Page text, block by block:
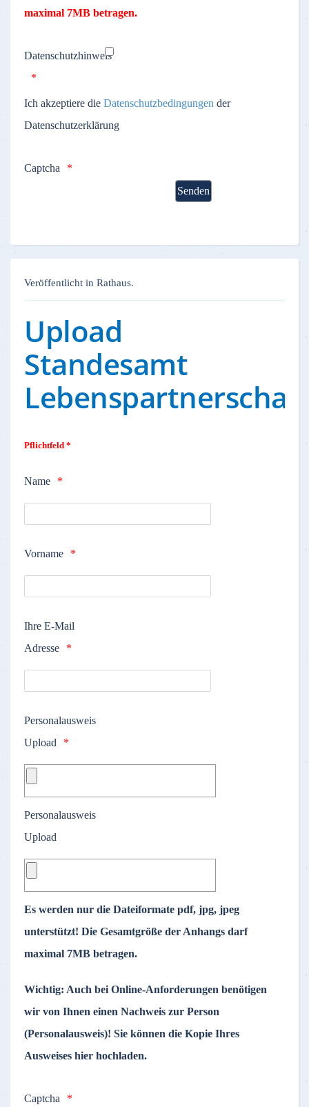
maximal 7MB betragen.
Datenschutzhinweis
Ich akzeptiere die Datenschutzbedingungen der
Datenschutzerklärung
Captcha
Veröffentlicht in Rathaus.
Upload
Standesamt
Lebenspartnerschaft
Pflichtfeld *
Name
Vorname
Ihre E-Mail
Adresse
Personalausweis
Upload
Personalausweis
Upload
Es werden nur die Dateiformate pdf, jpg, jpeg
unterstützt! Die Gesamtgröße der Anhangs darf
maximal 7MB betragen.
Wichtig: Auch bei Online-Anforderungen benötigen
wir von Ihnen einen Nachweis zur Person
(Personalausweis)! Sie können die Kopie Ihres
Ausweises hier hochladen.
Captcha